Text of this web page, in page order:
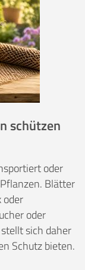
schützen
oder
Blätter
oder
oder
sich daher
Schutz bieten.